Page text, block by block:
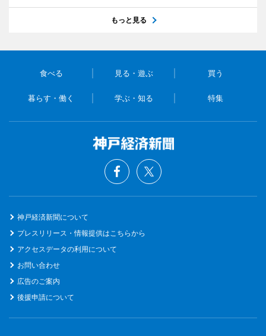
もっと見る
食べる 見る・遊ぶ 買う
暮らす・働く 学ぶ・知る 特集
神戸経済新聞について
プレスリリース・情報提供はこちらから
アクセスデータの利用について
お問い合わせ
広告のご案内
後援申請について